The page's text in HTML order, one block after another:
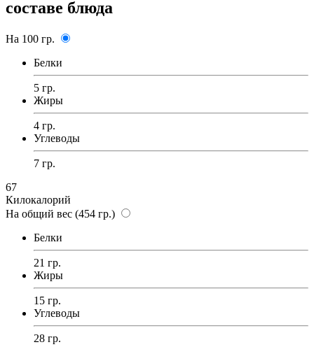
составе блюда
На 100 гр.
Белки
5 гр.
Жиры
4 гр.
Углеводы
7 гр.
67
Килокалорий
На общий вес (454 гр.)
Белки
21 гр.
Жиры
15 гр.
Углеводы
28 гр.